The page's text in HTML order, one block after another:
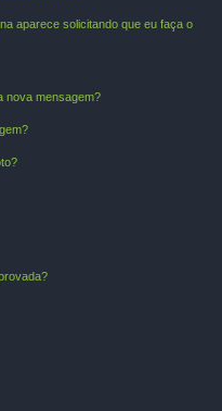
aparece solicitando que eu faça o
nova mensagem?